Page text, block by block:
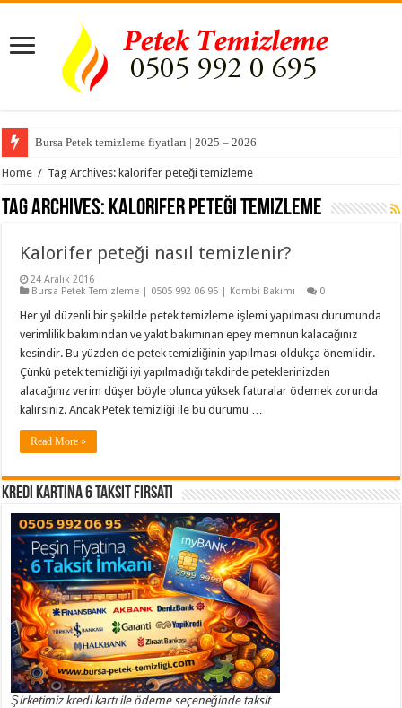
Bursa Petek temizleme fiyatları | 2025 – 2026
Home / Tag Archives: kalorifer peteği temizleme
Tag Archives: kalorifer peteği temizleme
Kalorifer peteği nasıl temizlenir?
24 Aralık 2016
Bursa Petek Temizleme | 0505 992 06 95 | Kombi Bakımı
0
Her yıl düzenli bir şekilde petek temizleme işlemi yapılması durumunda
verimlilik bakımından ve yakıt bakımınan epey memnun kalacağınız
kesindir. Bu yüzden de petek temizliğinin yapılması oldukça önemlidir.
Çünkü petek temizliği iyi yapılmadığı takdirde peteklerinizden
alacağınız verim düşer böyle olunca yüksek faturalar ödemek zorunda
kalırsınız. Ancak Petek temizliği ile bu durumu …
Read More »
Kredi Kartına 6 Taksit Fırsatı
Şirketimiz kredi kartı ile ödeme seçeneğinde taksit